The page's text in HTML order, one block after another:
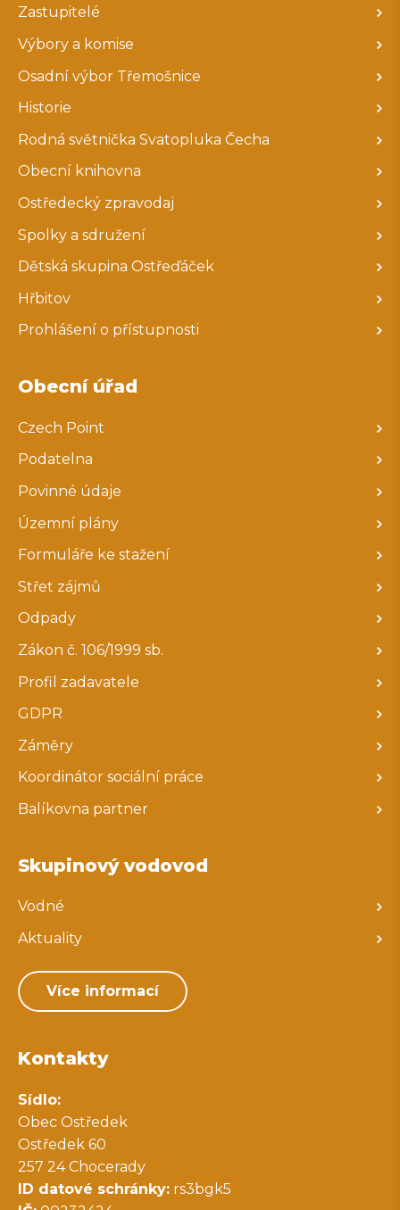
Zastupitelé
Výbory a komise
Osadní výbor Třemošnice
Historie
Rodná světnička Svatopluka Čecha
Obecní knihovna
Ostředecký zpravodaj
Spolky a sdružení
Dětská skupina Ostřeďáček
Hřbitov
Prohlášení o přístupnosti
Obecní úřad
Czech Point
Podatelna
Povinné údaje
Územní plány
Formuláře ke stažení
Střet zájmů
Odpady
Zákon č. 106/1999 sb.
Profil zadavatele
GDPR
Záměry
Koordinátor sociální práce
Balíkovna partner
Skupinový vodovod
Vodné
Aktuality
Více informací
Kontakty
Sídlo:
Obec Ostředek
Ostředek 60
257 24 Chocerady
ID datové schránky: rs3bgk5